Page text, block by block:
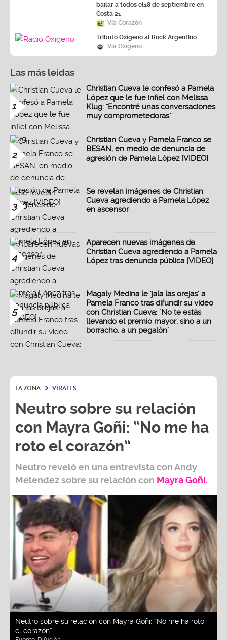
bailar a todos el18 de septiembre en
Costa 21
Vía Corazón
Tributo Oxígeno al Rock Argentino
Vía Oxígeno
Las más leidas
1
Christian Cueva le confesó a Pamela
López que le fue infiel con Melissa
Klug: "Encontré unas conversaciones
muy comprometedoras"
2
Christian Cueva y Pamela Franco se
BESAN, en medio de denuncia de
agresión de Pamela López [VIDEO]
3
Se revelan imágenes de Christian
Cueva agrediendo a Pamela López
en ascensor
4
Aparecen nuevas imágenes de
Christian Cueva agrediendo a Pamela
López tras denuncia pública [VIDEO]
5
Magaly Medina le 'jala las orejas' a
Pamela Franco tras difundir su video
con Christian Cueva: "No te estás
llevando el premio mayor, sino a un
borracho, a un pegalón"
LA ZONA VIRALES
Neutro sobre su relación
con Mayra Goñi: “No me ha
roto el corazón”
Melendezsobre su relación conMayra Goñi.
Neutro sobre su relación con Mayra Goñi: “No me ha roto
el corazón”
Fuente:Difusión